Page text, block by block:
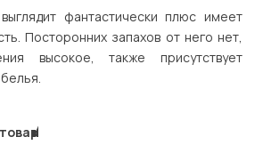
фантастически плюс имеет
Посторонних запахов от него нет,
высокое, также присутствует